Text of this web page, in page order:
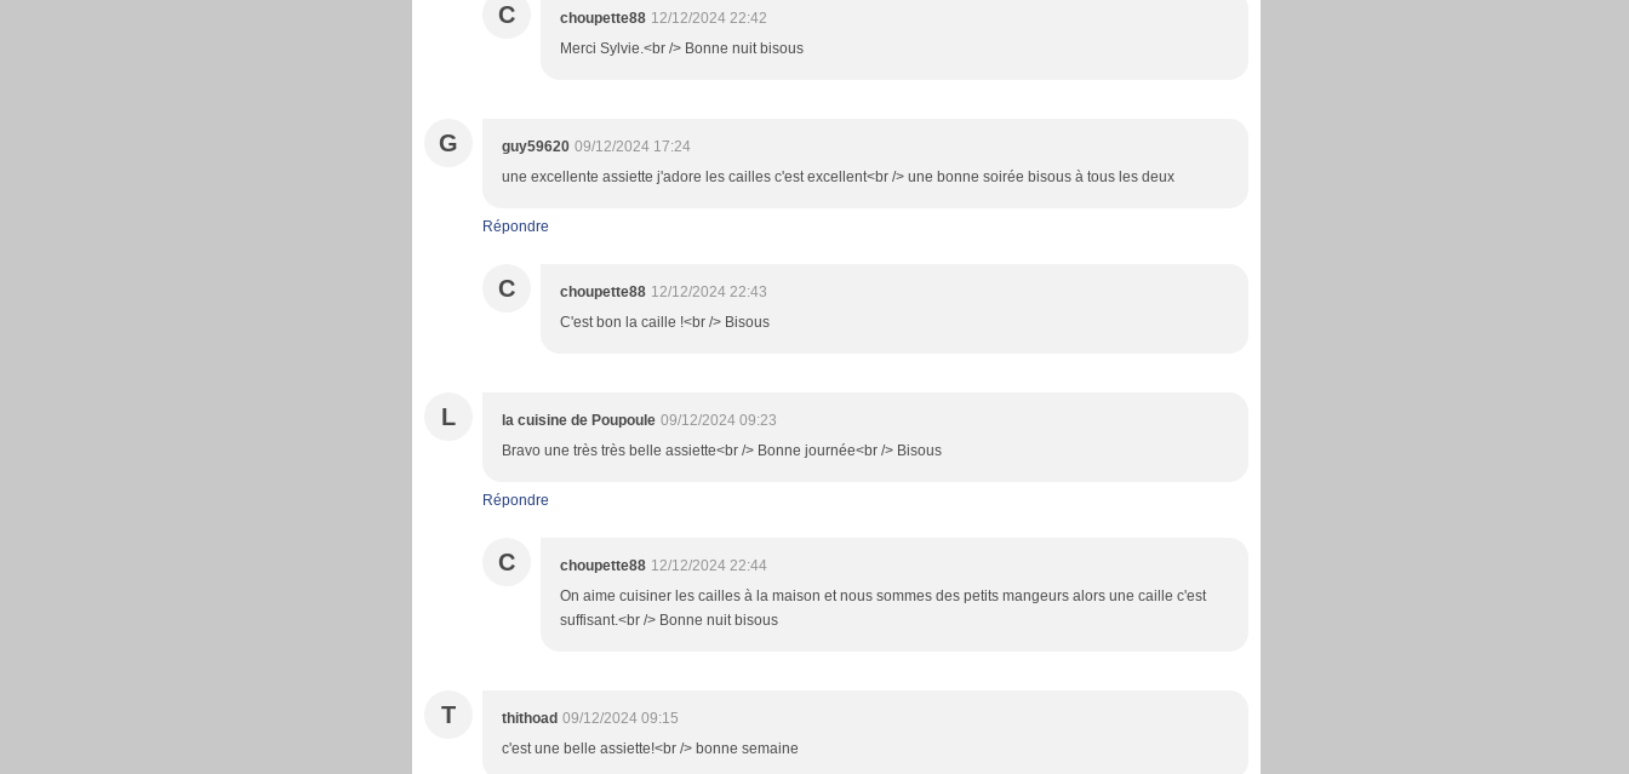
C choupette88 12/12/2024 22:42
Merci Sylvie.<br /> Bonne nuit bisous
G guy59620 09/12/2024 17:24
une excellente assiette j'adore les cailles c'est excellent<br /> une bonne soirée bisous à tous les deux
Répondre
C choupette88 12/12/2024 22:43
C'est bon la caille !<br /> Bisous
L la cuisine de Poupoule 09/12/2024 09:23
Bravo une très très belle assiette<br /> Bonne journée<br /> Bisous
Répondre
C choupette88 12/12/2024 22:44
On aime cuisiner les cailles à la maison et nous sommes des petits mangeurs alors une caille c'est
suffisant.<br /> Bonne nuit bisous
T thithoad 09/12/2024 09:15
c'est une belle assiette!<br /> bonne semaine